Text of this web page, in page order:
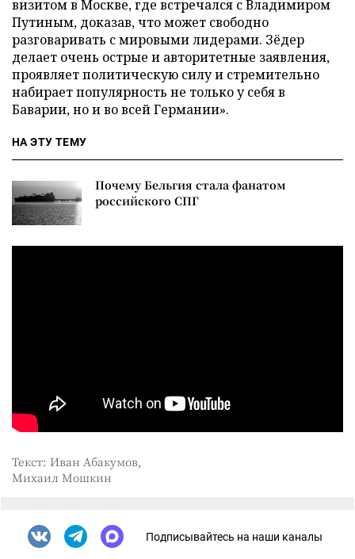
визитом в Москве, где встречался с Владимиром
Путиным, доказав, что может свободно
разговаривать с мировыми лидерами. Зёдер
делает очень острые и авторитетные заявления,
проявляет политическую силу и стремительно
набирает популярность не только у себя в
Баварии, но и во всей Германии».
НА ЭТУ ТЕМУ
Почему Бельгия стала фанатом
российского СПГ
Текст: Иван Абакумов,
Михаил Мошкин
Подписывайтесь на наши каналы